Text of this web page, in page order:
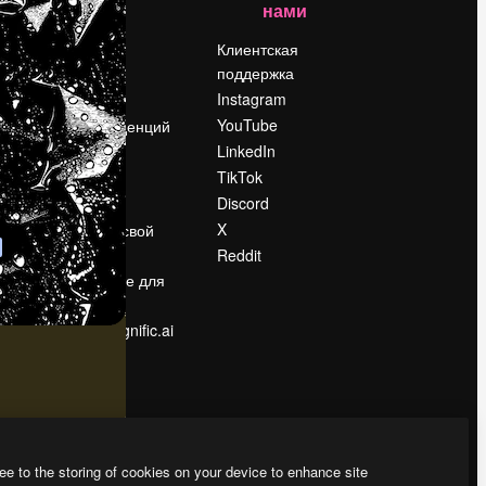
Цены
О нас
Reviews
Вакансии
Поиск тенденций
Блог
События
Slidesgo
Продайте свой
контент
Помещение для
прессы
Ищете magnific.ai
нами
Клиентская
поддержка
Instagram
YouTube
LinkedIn
TikTok
Discord
X
Reddit
to the storing of cookies on your device to enhance site